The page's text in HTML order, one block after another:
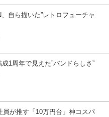
自ら描いた”レトロフューチャ
1周年で見えた”バンドらしさ”
員が推す「10万円台」神コスパ